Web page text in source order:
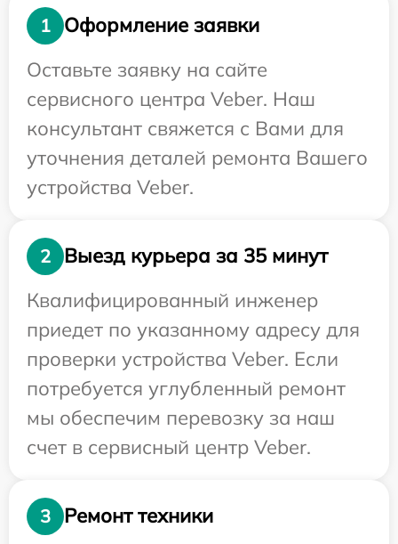
1
Оформление заявки
Оставьте заявку на сайте
сервисного центра Veber. Наш
консультант свяжется с Вами для
уточнения деталей ремонта Вашего
устройства Veber.
2
Выезд курьера за 35 минут
Квалифицированный инженер
приедет по указанному адресу для
проверки устройства Veber. Если
потребуется углубленный ремонт
мы обеспечим перевозку за наш
счет в сервисный центр Veber.
3
Ремонт техники